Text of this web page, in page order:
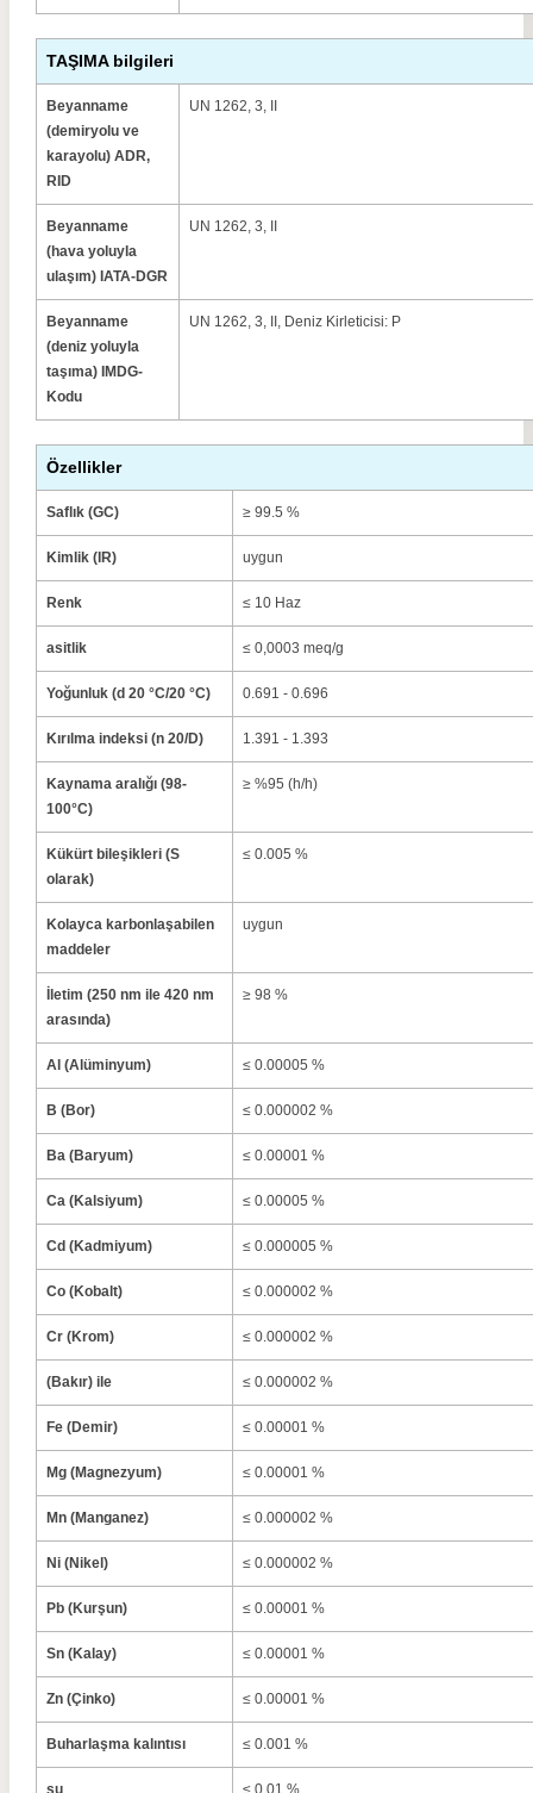
TAŞIMA bilgileri
Beyanname
(demiryolu ve
karayolu) ADR,
RID
UN 1262, 3, II
Beyanname
(hava yoluyla
ulaşım) IATA-DGR
UN 1262, 3, II
Beyanname
(deniz yoluyla
taşıma) IMDG-
Kodu
UN 1262, 3, II, Deniz Kirleticisi: P
Özellikler
Saflık (GC) ≥ 99.5 %
Kimlik (IR) uygun
Renk ≤ 10 Haz
asitlik ≤ 0,0003 meq/g
Yoğunluk (d 20 °C/20 °C) 0.691 - 0.696
Kırılma indeksi (n 20/D) 1.391 - 1.393
Kaynama aralığı (98-
100°C)
≥ %95 (h/h)
Kükürt bileşikleri (S
olarak)
≤ 0.005 %
Kolayca karbonlaşabilen
maddeler
uygun
İletim (250 nm ile 420 nm
arasında)
≥ 98 %
Al (Alüminyum) ≤ 0.00005 %
B (Bor) ≤ 0.000002 %
Ba (Baryum) ≤ 0.00001 %
Ca (Kalsiyum) ≤ 0.00005 %
Cd (Kadmiyum) ≤ 0.000005 %
Co (Kobalt) ≤ 0.000002 %
Cr (Krom) ≤ 0.000002 %
(Bakır) ile ≤ 0.000002 %
Fe (Demir) ≤ 0.00001 %
Mg (Magnezyum) ≤ 0.00001 %
Mn (Manganez) ≤ 0.000002 %
Ni (Nikel) ≤ 0.000002 %
Pb (Kurşun) ≤ 0.00001 %
Sn (Kalay) ≤ 0.00001 %
Zn (Çinko) ≤ 0.00001 %
Buharlaşma kalıntısı ≤ 0.001 %
su ≤ 0.01 %